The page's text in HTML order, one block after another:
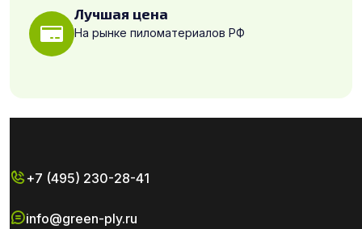
Лучшая цена
На рынке пиломатериалов РФ
+7 (495) 230-28-41
info@green-ply.ru